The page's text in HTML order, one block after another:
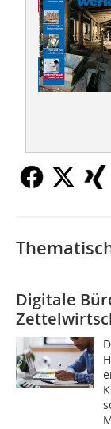
Digitale